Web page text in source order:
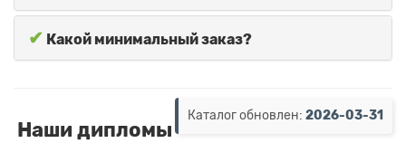
✔ Какой минимальный заказ?
Каталог обновлен: 2026-03-31
Наши дипломы